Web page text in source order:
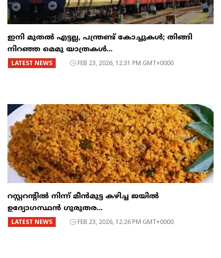
ഇനി മുതൽ എട്ടല്ല, പന്ത്രണ്ട് കോച്ചുകള്‍; തിങ്ങി
നിറഞ്ഞ മെമു യാത്രകൾ...
LATEST NEWS FEB 23, 2026, 12:31 PM GMT+0000
റസ്റ്ററന്റില്‍ നിന്ന് മീന്‍മുട്ട കഴിച്ച ജയില്‍
ഉദ്യോഗസ്ഥന്‍ ഗുരുതര...
LATEST NEWS FEB 23, 2026, 12:26 PM GMT+0000